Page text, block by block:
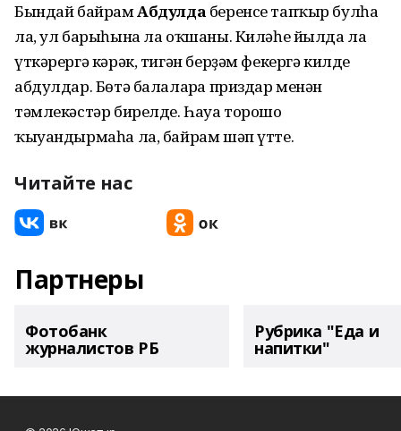
Бындай байрамАбдулда беренсе тапҡыр булһа
ла, ул барыһына ла оҡшаны. Киләһе йылда ла
үткәрергә кәрәк, тигән берҙәм фекергә килде
абдулдар. Бөтә балаларға приздар менән
тәмлекәстәр бирелде. Һауа торошо
ҡыуандырмаһа ла, байрам шәп үтте.
Читайте нас
Партнеры
Фотобанк
журналистов РБ
Рубрика "Еда и
напитки"